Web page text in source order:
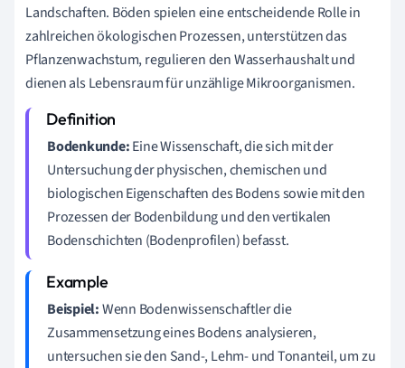
Landschaften. Böden spielen eine entscheidende Rolle in
zahlreichen ökologischen Prozessen, unterstützen das
Pflanzenwachstum, regulieren den Wasserhaushalt und
dienen als Lebensraum für unzählige Mikroorganismen.
Bodenkunde:Eine Wissenschaft, die sich mit der
Untersuchung der physischen, chemischen und
biologischen Eigenschaften des Bodens sowie mit den
Prozessen der Bodenbildung und den vertikalen
Bodenschichten (Bodenprofilen) befasst.
Beispiel:Wenn Bodenwissenschaftler die
Zusammensetzung eines Bodens analysieren,
untersuchen sie den Sand-, Lehm- und Tonanteil, um zu